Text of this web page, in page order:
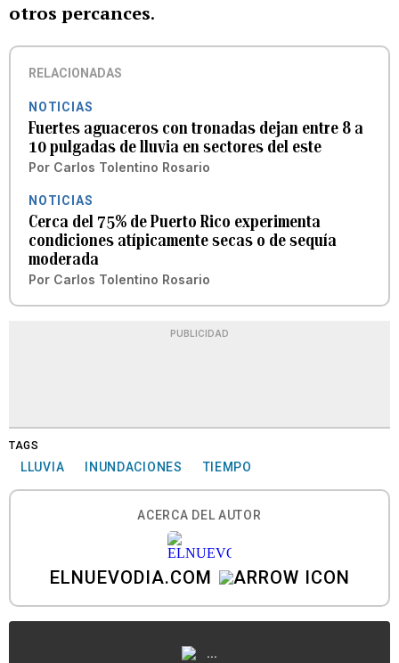
otros percances.
RELACIONADAS
NOTICIAS
Fuertes aguaceros con tronadas dejan entre 8 a
10 pulgadas de lluvia en sectores del este
Por Carlos Tolentino Rosario
NOTICIAS
Cerca del 75% de Puerto Rico experimenta
condiciones atípicamente secas o de sequía
moderada
Por Carlos Tolentino Rosario
PUBLICIDAD
TAGS
LLUVIA INUNDACIONES TIEMPO
ACERCA DEL AUTOR
ELNUEVODIA.COM
...